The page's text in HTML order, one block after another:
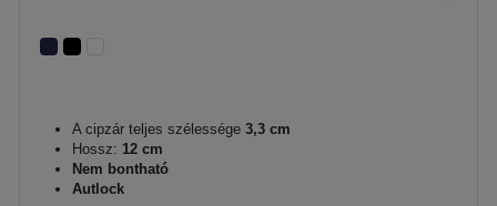
A cipzár teljes szélessége 3,3 cm
Hossz: 12 cm
Nem bontható
Autlock